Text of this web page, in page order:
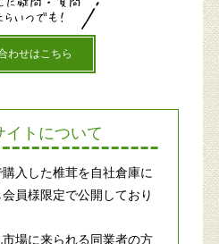
わせはこちら
イトについて
入した椎茸を自社倉庫に
員様限定で公開しており
場に来られる同業者の方